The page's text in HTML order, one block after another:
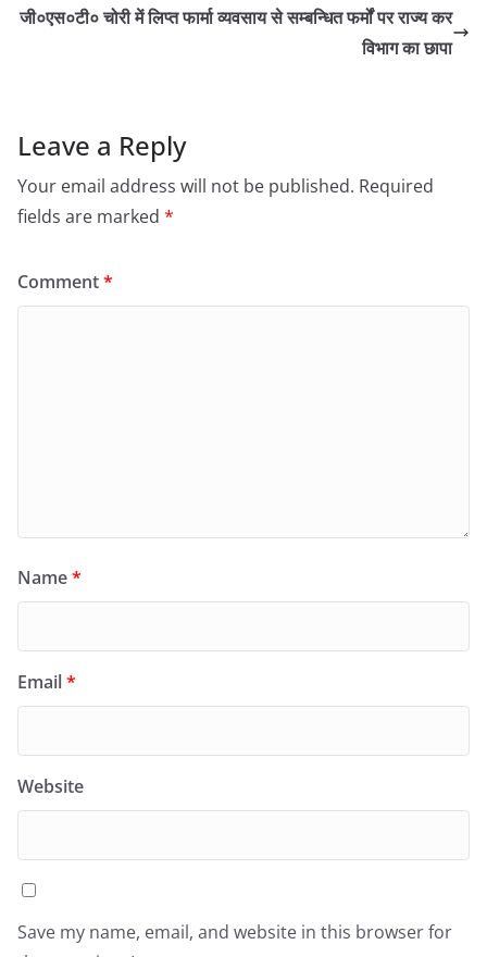
जी०एस०टी० चोरी में लिप्त फार्मा व्यवसाय से सम्बन्धित फर्मों पर राज्य कर
विभाग का छापा
Leave a Reply
Your email address will not be published. Required
fields are marked *
Comment*
Name*
Email*
Website
Save my name, email, and website in this browser for